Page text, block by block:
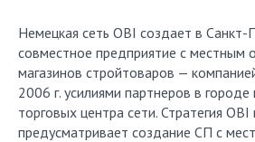
Немецкая сеть OBI создает в Санкт-
совместное предприятие с местным
магазинов стройтоваров —
2006 г. усилиями партнеров в
торговых центра сети. Стратегия OBI
предусматривает создание СП с